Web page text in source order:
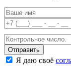
Я даю своё